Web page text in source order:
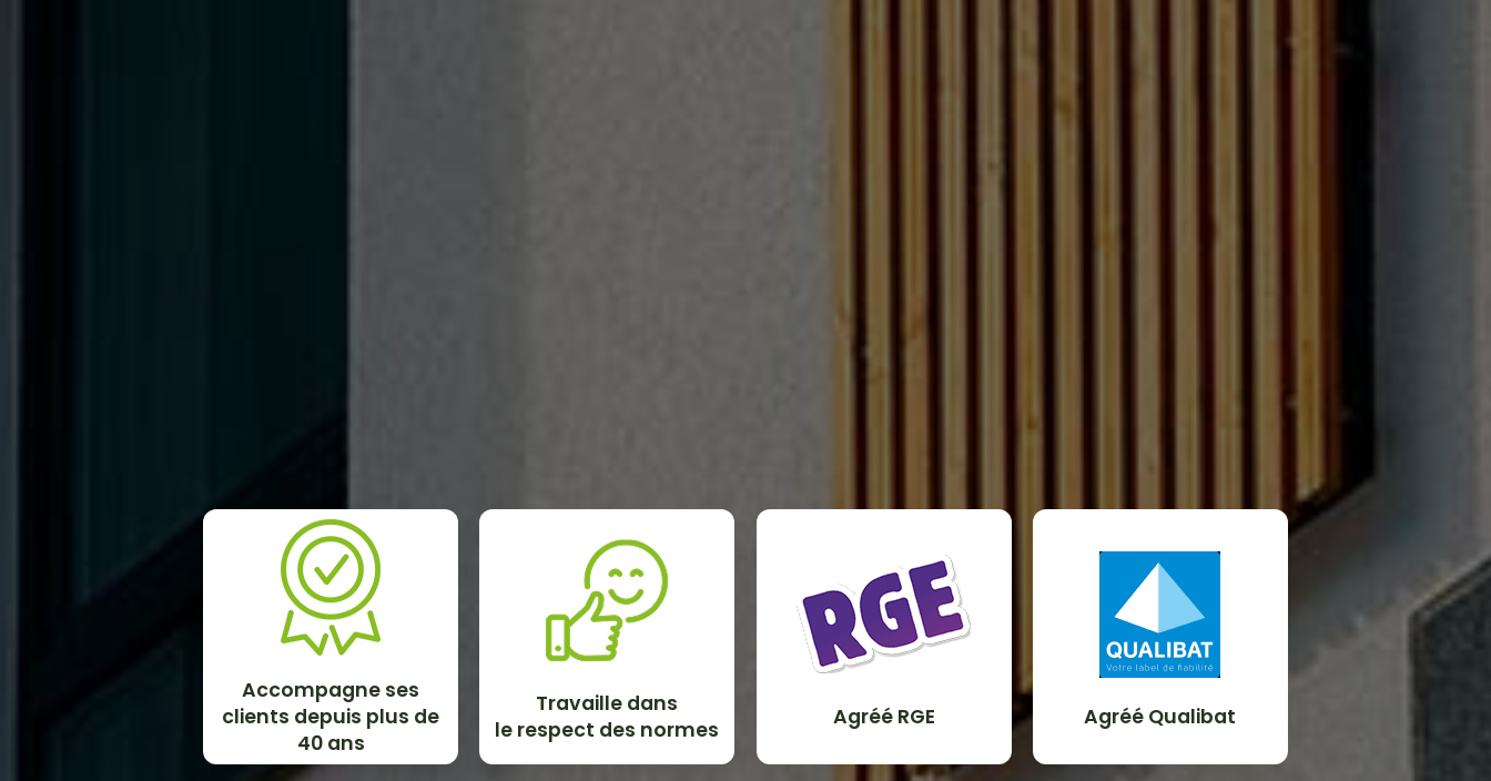
Accompagne ses
clients depuis plus de
40 ans
Travaille dans
le respect des normes
Agréé RGE Agréé Qualibat